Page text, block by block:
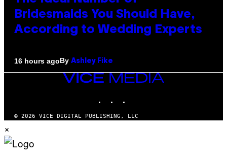
Bridesmaids You Should Have,
According to Wedding Experts
16 hours agoBy Ashley Fike
VICE
© 2026 VICE DIGITAL PUBLISHING, LLC
×